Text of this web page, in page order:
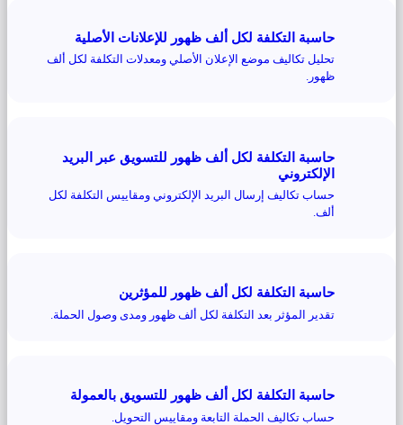
حاسبة التكلفة لكل ألف ظهور للإعلانات الأصلية
تحليل تكاليف موضع الإعلان الأصلي ومعدلات التكلفة لكل ألف
ظهور.
حاسبة التكلفة لكل ألف ظهور للتسويق عبر البريد
الإلكتروني
حساب تكاليف إرسال البريد الإلكتروني ومقاييس التكلفة لكل
ألف.
حاسبة التكلفة لكل ألف ظهور للمؤثرين
تقدير المؤثر بعد التكلفة لكل ألف ظهور ومدى وصول الحملة.
حاسبة التكلفة لكل ألف ظهور للتسويق بالعمولة
حساب تكاليف الحملة التابعة ومقاييس التحويل.